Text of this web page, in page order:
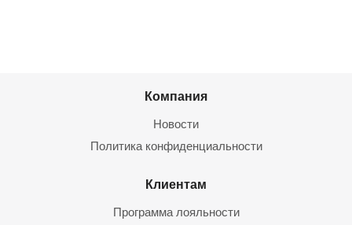
Компания
Новости
Политика конфиденциальности
Клиентам
Программа лояльности